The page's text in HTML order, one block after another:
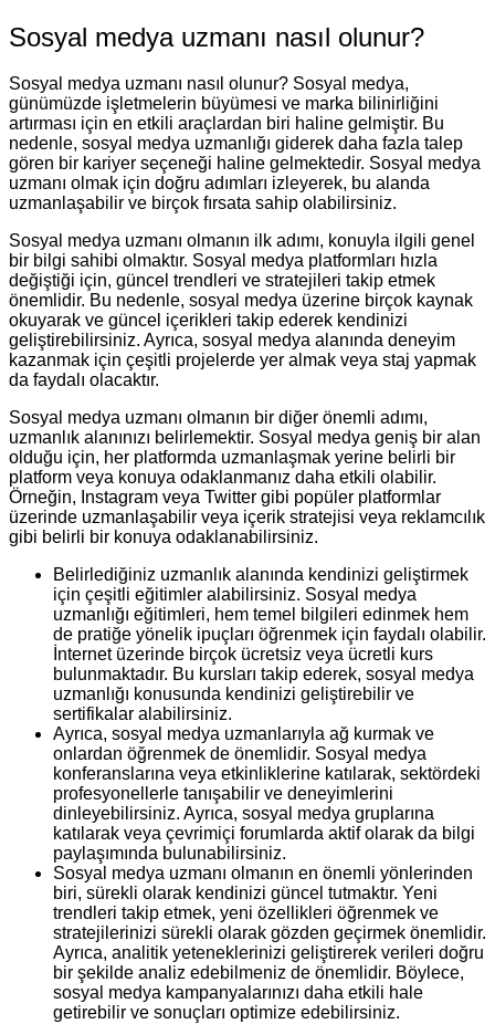
Sosyal medya uzmanı nasıl olunur?
Sosyal medya uzmanı nasıl olunur? Sosyal medya,
günümüzde işletmelerin büyümesi ve marka bilinirliğini
artırması için en etkili araçlardan biri haline gelmiştir. Bu
nedenle, sosyal medya uzmanlığı giderek daha fazla talep
gören bir kariyer seçeneği haline gelmektedir. Sosyal medya
uzmanı olmak için doğru adımları izleyerek, bu alanda
uzmanlaşabilir ve birçok fırsata sahip olabilirsiniz.
Sosyal medya uzmanı olmanın ilk adımı, konuyla ilgili genel
bir bilgi sahibi olmaktır. Sosyal medya platformları hızla
değiştiği için, güncel trendleri ve stratejileri takip etmek
önemlidir. Bu nedenle, sosyal medya üzerine birçok kaynak
okuyarak ve güncel içerikleri takip ederek kendinizi
geliştirebilirsiniz. Ayrıca, sosyal medya alanında deneyim
kazanmak için çeşitli projelerde yer almak veya staj yapmak
da faydalı olacaktır.
Sosyal medya uzmanı olmanın bir diğer önemli adımı,
uzmanlık alanınızı belirlemektir. Sosyal medya geniş bir alan
olduğu için, her platformda uzmanlaşmak yerine belirli bir
platform veya konuya odaklanmanız daha etkili olabilir.
Örneğin, Instagram veya Twitter gibi popüler platformlar
üzerinde uzmanlaşabilir veya içerik stratejisi veya reklamcılık
gibi belirli bir konuya odaklanabilirsiniz.
Belirlediğiniz uzmanlık alanında kendinizi geliştirmek
için çeşitli eğitimler alabilirsiniz. Sosyal medya
uzmanlığı eğitimleri, hem temel bilgileri edinmek hem
de pratiğe yönelik ipuçları öğrenmek için faydalı olabilir.
İnternet üzerinde birçok ücretsiz veya ücretli kurs
bulunmaktadır. Bu kursları takip ederek, sosyal medya
uzmanlığı konusunda kendinizi geliştirebilir ve
sertifikalar alabilirsiniz.
Ayrıca, sosyal medya uzmanlarıyla ağ kurmak ve
onlardan öğrenmek de önemlidir. Sosyal medya
konferanslarına veya etkinliklerine katılarak, sektördeki
profesyonellerle tanışabilir ve deneyimlerini
dinleyebilirsiniz. Ayrıca, sosyal medya gruplarına
katılarak veya çevrimiçi forumlarda aktif olarak da bilgi
paylaşımında bulunabilirsiniz.
Sosyal medya uzmanı olmanın en önemli yönlerinden
biri, sürekli olarak kendinizi güncel tutmaktır. Yeni
trendleri takip etmek, yeni özellikleri öğrenmek ve
stratejilerinizi sürekli olarak gözden geçirmek önemlidir.
Ayrıca, analitik yeteneklerinizi geliştirerek verileri doğru
bir şekilde analiz edebilmeniz de önemlidir. Böylece,
sosyal medya kampanyalarınızı daha etkili hale
getirebilir ve sonuçları optimize edebilirsiniz.